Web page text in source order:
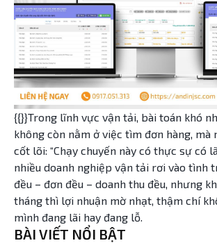
{{}}Trong lĩnh vực vận tải, bài toán khó
không còn nằm ở việc tìm đơn hàng, mà
cốt lõi: “Chạy chuyến này có thực sự có
nhiều doanh nghiệp vận tải rơi vào tình
đều – đơn đều – doanh thu đều, nhưng
tháng thì lợi nhuận mờ nhạt, thậm chí
mình đang lãi hay đang lỗ.
BÀI VIẾT NỔI BẬT